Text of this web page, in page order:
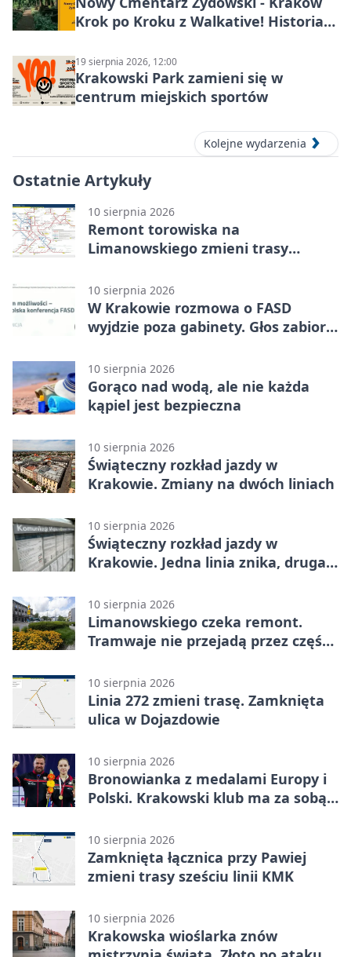
Krok po Kroku z Walkative! Historia
19 sierpnia 2026, 12:00
Krakowski Park zamieni się w
centrum miejskich sportów
Kolejne wydarzenia
Ostatnie Artykuły
10 sierpnia 2026
Remont torowiska na
Limanowskiego zmieni trasy
10 sierpnia 2026
W Krakowie rozmowa o FASD
wyjdzie poza gabinety. Głos zabiorą
10 sierpnia 2026
Gorąco nad wodą, ale nie każda
kąpiel jest bezpieczna
10 sierpnia 2026
Świąteczny rozkład jazdy w
Krakowie. Zmiany na dwóch liniach
10 sierpnia 2026
Świąteczny rozkład jazdy w
Krakowie. Jedna linia znika, druga
10 sierpnia 2026
Limanowskiego czeka remont.
Tramwaje nie przejadą przez część
10 sierpnia 2026
Linia 272 zmieni trasę. Zamknięta
ulica w Dojazdowie
10 sierpnia 2026
Bronowianka z medalami Europy i
Polski. Krakowski klub ma za sobą
10 sierpnia 2026
Zamknięta łącznica przy Pawiej
zmieni trasy sześciu linii KMK
10 sierpnia 2026
Krakowska wioślarka znów